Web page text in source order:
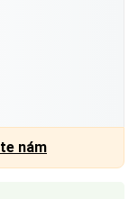
nám